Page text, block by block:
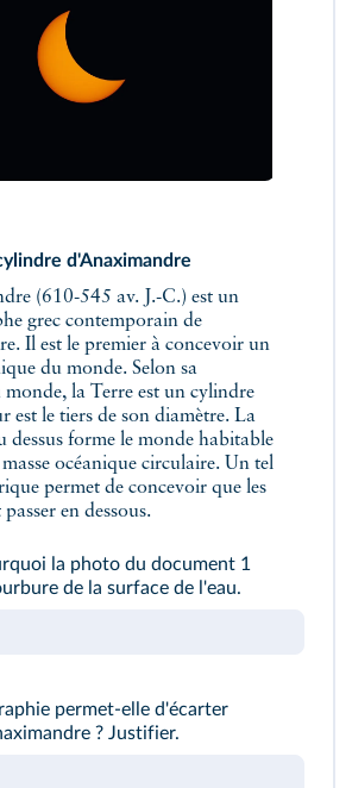
d'Anaximandre
grec contemporain de
Il est le premier à concevoir un
du monde. Selon sa
la Terre est un cylindre
est le tiers de son diamètre. La
dessus forme le monde habitable
océanique circulaire. Un tel
permet de concevoir que les
en dessous.
la photo du document 1
de la surface de l'eau.
permet-elle d'écarter
? Justifier.